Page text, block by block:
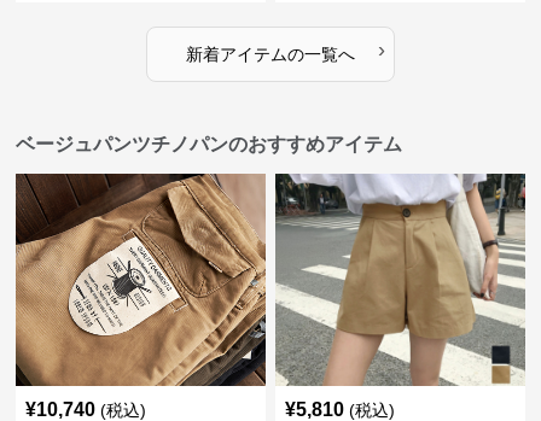
新着アイテムの一覧へ ›
ベージュパンツチノパンのおすすめアイテム
¥10,740 (税込) ¥5,810 (税込)